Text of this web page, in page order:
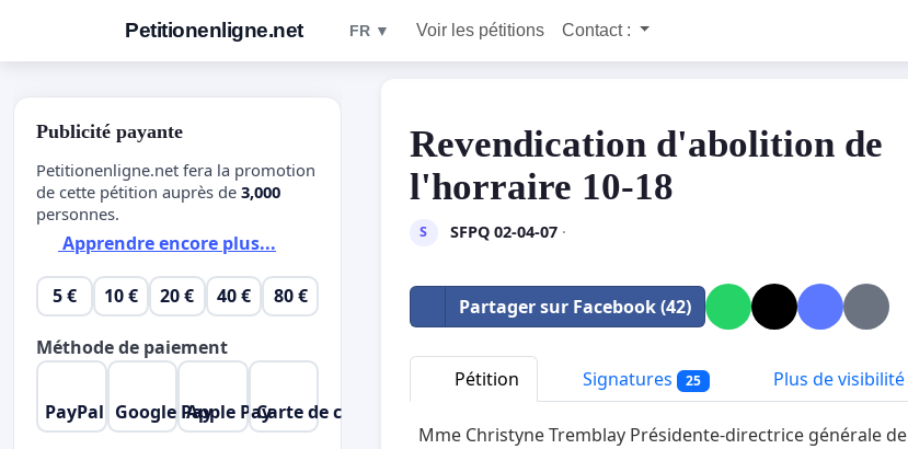
Petitionenligne.net FR ▼ Voir les pétitions Contact :
Revendication d'abolition de
l'horraire 10-18
S SFPQ 02-04-07·
Partager sur Facebook (42)
Pétition Signatures 25 Plus de visibilité
Mme Christyne Tremblay Présidente-directrice générale de
Publicité payante
Petitionenligne.net fera la promotion
de cette pétition auprès de 3,000
personnes.
Apprendre encore plus...
5 € 10 € 20 € 40 € 80 €
Méthode de paiement
PayPal Google PayApple PayCarte de crédit